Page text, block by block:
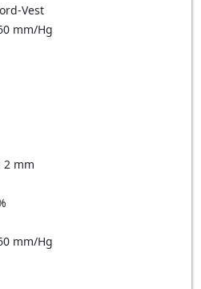
Vest
mm/Hg
2 mm
mm/Hg